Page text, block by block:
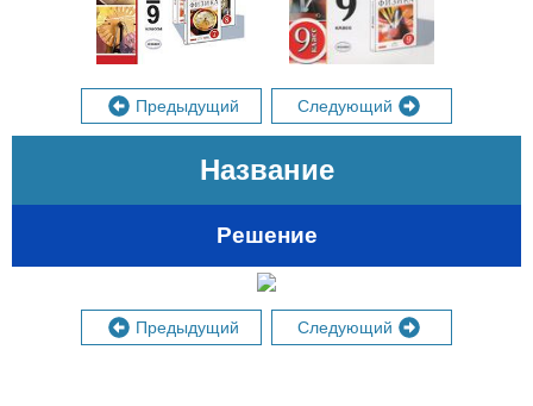
Предыдущий Следующий
Название
Решение
Предыдущий Следующий